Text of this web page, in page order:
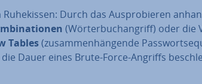
Ru­he­kis­sen: Durch das Aus­pro­bie­ren
(Wör­ter­buch­an­griff) oder die
Tables(zu­sam­men­hän­gen­de
Dauer eines Brute-Force-Angriffs